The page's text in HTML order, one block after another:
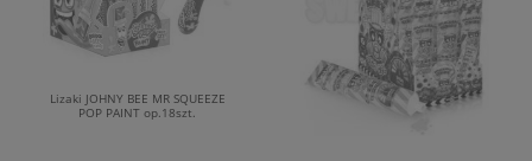
Lizaki JOHNY BEE MR SQUEEZE
POP PAINT op.18szt.